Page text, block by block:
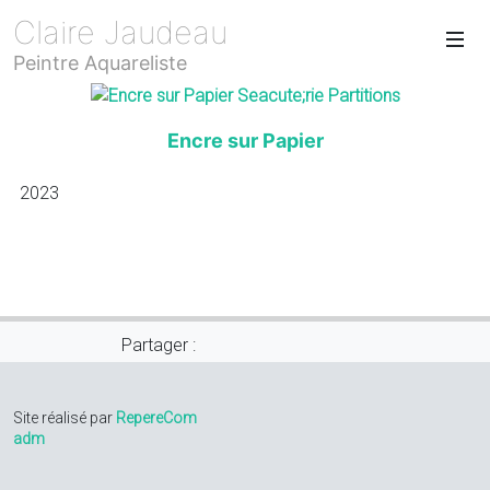
Claire Jaudeau
Peintre Aquareliste
Encre sur Papier
2023
Partager :
Site réalisé par RepereCom
adm